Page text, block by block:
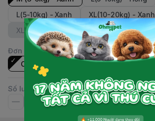
L(5-10kg) - Xanh
XL(10-20kg) - Xanh
XL(10-20kg)- Xanh hoa
Đơn vị
Cái
Số lượng